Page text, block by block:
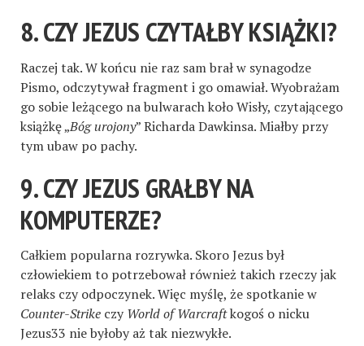
8. CZY JEZUS CZYTAŁBY KSIĄŻKI?
Raczej tak. W końcu nie raz sam brał w synagodze
Pismo, odczytywał fragment i go omawiał. Wyobrażam
go sobie leżącego na bulwarach koło Wisły, czytającego
książkę „Bóg urojony” Richarda Dawkinsa. Miałby przy
tym ubaw po pachy.
9. CZY JEZUS GRAŁBY NA
KOMPUTERZE?
Całkiem popularna rozrywka. Skoro Jezus był
człowiekiem to potrzebował również takich rzeczy jak
relaks czy odpoczynek. Więc myślę, że spotkanie w
Counter-Strike czyWorld of Warcraftkogoś o nicku
Jezus33 nie byłoby aż tak niezwykłe.